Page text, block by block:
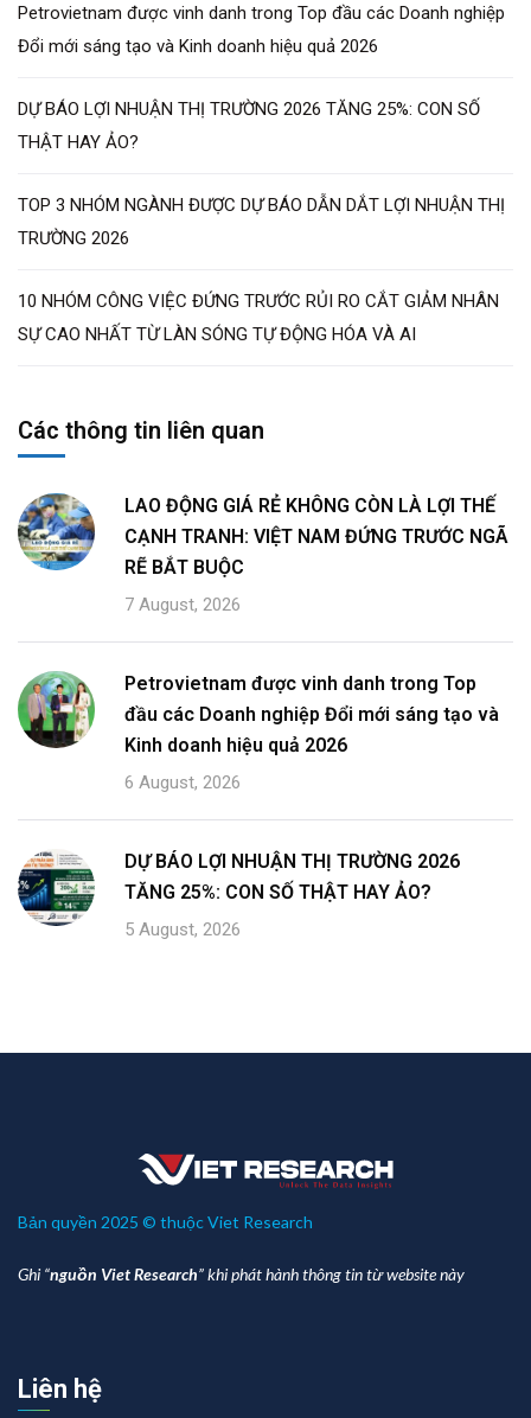
Petrovietnam được vinh danh trong Top đầu các Doanh nghiệp
Đổi mới sáng tạo và Kinh doanh hiệu quả 2026
DỰ BÁO LỢI NHUẬN THỊ TRƯỜNG 2026 TĂNG 25%: CON SỐ
THẬT HAY ẢO?
TOP 3 NHÓM NGÀNH ĐƯỢC DỰ BÁO DẪN DẮT LỢI NHUẬN THỊ
TRƯỜNG 2026
10 NHÓM CÔNG VIỆC ĐỨNG TRƯỚC RỦI RO CẮT GIẢM NHÂN
SỰ CAO NHẤT TỪ LÀN SÓNG TỰ ĐỘNG HÓA VÀ AI
Các thông tin liên quan
LAO ĐỘNG GIÁ RẺ KHÔNG CÒN LÀ LỢI THẾ
CẠNH TRANH: VIỆT NAM ĐỨNG TRƯỚC NGÃ
RẼ BẮT BUỘC
7 August, 2026
Petrovietnam được vinh danh trong Top
đầu các Doanh nghiệp Đổi mới sáng tạo và
Kinh doanh hiệu quả 2026
6 August, 2026
DỰ BÁO LỢI NHUẬN THỊ TRƯỜNG 2026
TĂNG 25%: CON SỐ THẬT HAY ẢO?
5 August, 2026
Bản quyền 2025 © thuộc Viet Research
Ghi “nguồn Viet Research” khi phát hành thông tin từ website này
Liên hệ